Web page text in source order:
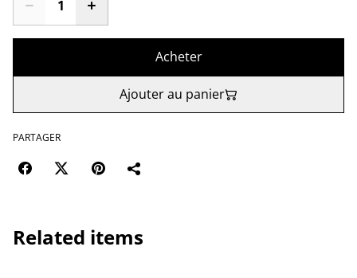
Acheter
Ajouter au panier
PARTAGER
Related items